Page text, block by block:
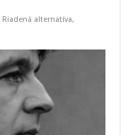
Riadená alternatíva,